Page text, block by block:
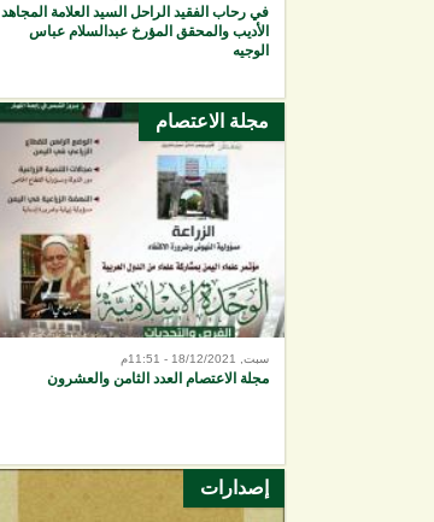
في رحاب الفقيد الراحل السيد العلامة المجاهد
الأديب والمحقق المؤرخ عبدالسلام عباس
الوجيه
مجلة الاعتصام
سبت, 18/12/2021 - 11:51م
مجلة الاعتصام العدد الثامن والعشرون
إصدارات